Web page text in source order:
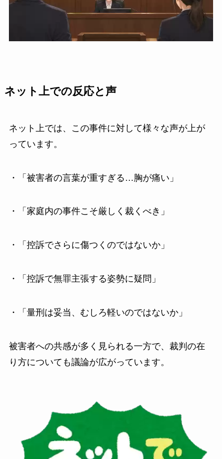
ネット上での反応と声
ネット上では、この事件に対して様々な声が上が
っています。
・「被害者の言葉が重すぎる…胸が痛い」
・「家庭内の事件こそ厳しく裁くべき」
・「控訴でさらに傷つくのではないか」
・「控訴で無罪主張する姿勢に疑問」
・「量刑は妥当、むしろ軽いのではないか」
被害者への共感が多く見られる一方で、裁判の在
り方についても議論が広がっています。